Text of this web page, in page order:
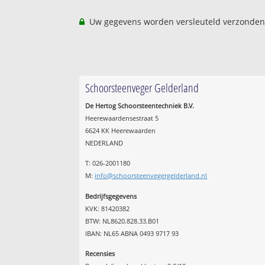
Uw gegevens worden versleuteld
Schoorsteenveger Gelderland
De Hertog Schoorsteentechniek B.V.
Heerewaardensestraat 5
6624 KK Heerewaarden
NEDERLAND
T: 026-2001180
M: info@schoorsteenvegergelderland.nl
Bedrijfsgegevens
KVK: 81420382
BTW: NL8620.828.33.B01
IBAN: NL65 ABNA 0493 9717 93
Recensies